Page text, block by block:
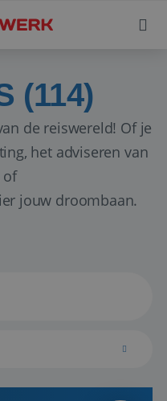
(114)
de reiswereld! Of je
het adviseren van
of
jouw droombaan.